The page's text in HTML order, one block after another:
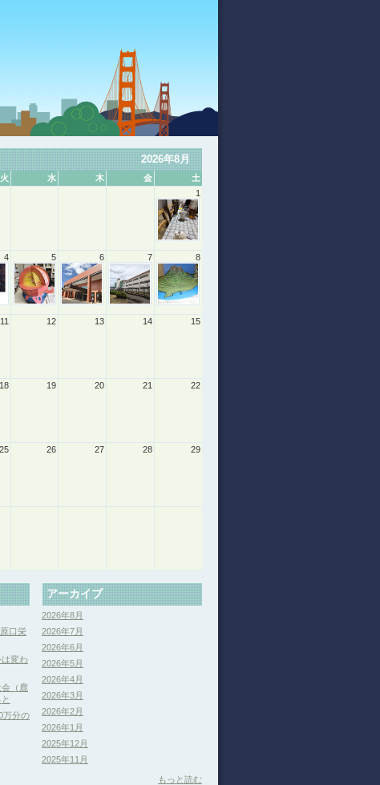
2026年8月
火 水 木 金
土
1
4 5 6 7 8
11 12 13 14 15
18 19 20 21 22
25 26 27 28 29
口栄
変わ
（鹿
万分の
アーカイブ
2026年8月
2026年7月
2026年6月
2026年5月
2026年4月
2026年3月
2026年2月
2026年1月
2025年12月
2025年11月
もっと読む